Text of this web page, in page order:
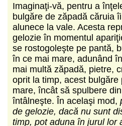
Imaginaţi-vă, pentru a
bulgăre de zăpadă căruia
alunece la vale. Acesta
gelozie în momentul
se rostogoleşte pe pantă,
în ce mai mare, adunând
mai multă zăpadă, pietre,
oprit la timp, acest
mare, încât să spulbere
întâlneşte. În acelaşi mod,
de gelozie, dacă nu sunt
timp, pot aduna în jurul lor